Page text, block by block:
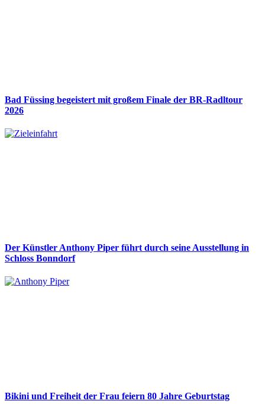
Bad Füssing begeistert mit großem Finale der BR-Radltour
2026
Der Künstler Anthony Piper führt durch seine Ausstellung in
Schloss Bonndorf
Bikini und Freiheit der Frau feiern 80 Jahre Geburtstag